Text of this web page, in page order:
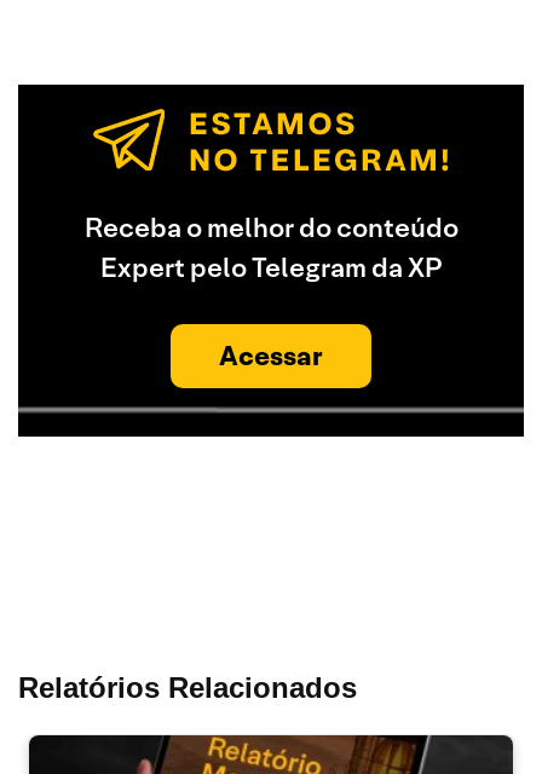
Receba o melhor do conteúdo
Expert pelo Telegram da XP
Acessar
Relatórios Relacionados